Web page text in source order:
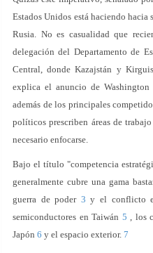
Estados Unidos está haciendo hacia
Rusia. No es casualidad que
delegación del Departamento de
Central, donde Kazajstán y
explica el anuncio de Washington
además de los principales
políticos prescriben áreas de
necesario enfocarse.
Bajo el título "competencia
generalmente cubre una gama
guerra de poder 3 y el conflicto
semiconductores en Taiwán 5 , los
Japón 6 y el espacio exterior. 7